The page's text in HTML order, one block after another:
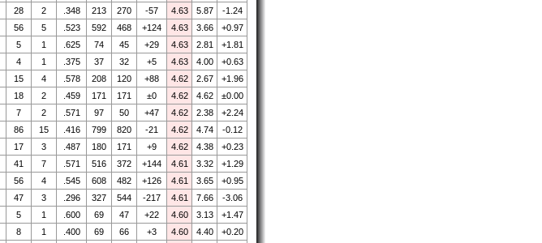
28 2 .348 213 270 -57 4.63 5.87
-1.24
56 5 .523 592 468 +124 4.63 3.66
+0.97
5 1 .625 74 45 +29 4.63 2.81
+1.81
4 1 .375 37 32 +5 4.63 4.00
+0.63
15 4 .578 208 120 +88 4.62 2.67
+1.96
18 2 .459 171 171 ±0 4.62 4.62
±0.00
7 2 .571 97 50 +47 4.62 2.38
+2.24
86 15 .416 799 820 -21 4.62 4.74
-0.12
17 3 .487 180 171 +9 4.62 4.38
+0.23
41 7 .571 516 372 +144 4.61 3.32
+1.29
56 4 .545 608 482 +126 4.61 3.65
+0.95
47 3 .296 327 544 -217 4.61 7.66
-3.06
5 1 .600 69 47 +22 4.60 3.13
+1.47
8 1 .400 69 66 +3 4.60 4.40
+0.20